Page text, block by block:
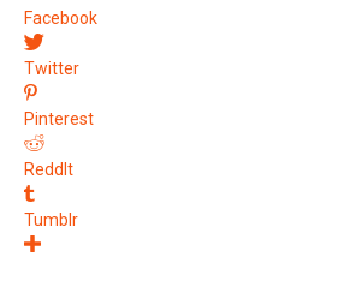
Facebook
Twitter
Pinterest
ReddIt
Tumblr